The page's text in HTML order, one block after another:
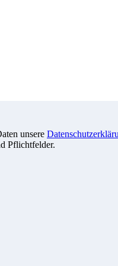
unsere
Pflichtfelder.